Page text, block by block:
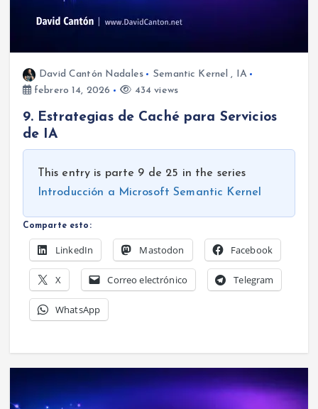
David Cantón Nadales Semantic Kernel ,
IA
febrero 14, 2026
434 views
9. Estrategias de Caché para Servicios
de IA
This entry is parte 9 de 25 in the series
Introducción a Microsoft Semantic Kernel
Comparte esto:
LinkedIn Mastodon Facebook
X Correo electrónico Telegram
WhatsApp